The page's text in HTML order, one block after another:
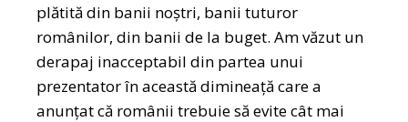
plătită din banii noștri, banii tuturor
românilor, din banii de la buget. Am văzut un
derapaj inacceptabil din partea unui
prezentator în această dimineață care a
anunțat că românii trebuie să evite cât mai